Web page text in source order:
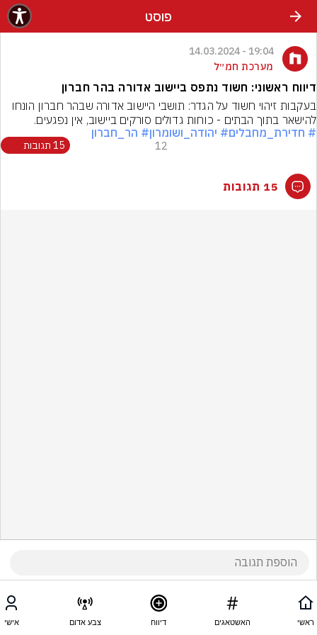
פוסט
19:04 - 14.03.2024
מערכת חמ״ל
דיווח ראשוני: חשוד נתפס ביישוב אדורה בהר חברון
להישאר בתוך הבתים - כוחות גדולים סורקים ביישוב, אין נפגעים.
# חדירת_מחבלים# יהודה_ושומרון# הר_חברון
12 15 תגובות
15 תגובות
ראשי האשטאגים דיווח צבע אדום אישי